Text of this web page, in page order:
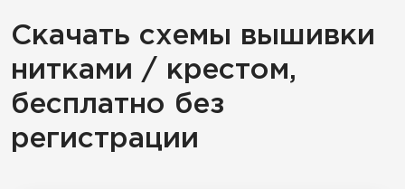
Скачать схемы вышивки
нитками / крестом,
бесплатно без
регистрации